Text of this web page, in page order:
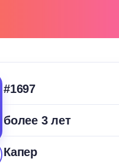
#1697
более 3 лет
Капер